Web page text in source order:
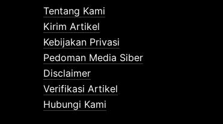
Tentang Kami
Kirim Artikel
Kebijakan Privasi
Pedoman Media Siber
Disclaimer
Verifikasi Artikel
Hubungi Kami